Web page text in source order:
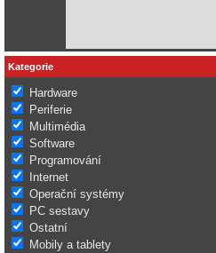
Kategorie
Hardware
Periferie
Multimédia
Software
Programování
Internet
Operační systémy
PC sestavy
Ostatní
Mobily a tablety